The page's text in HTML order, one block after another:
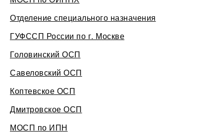
Отделение специального назначения
ГУФССП России по г. Москве
Головинский ОСП
Савеловский ОСП
Коптевское ОСП
Дмитровское ОСП
МОСП по ИПН